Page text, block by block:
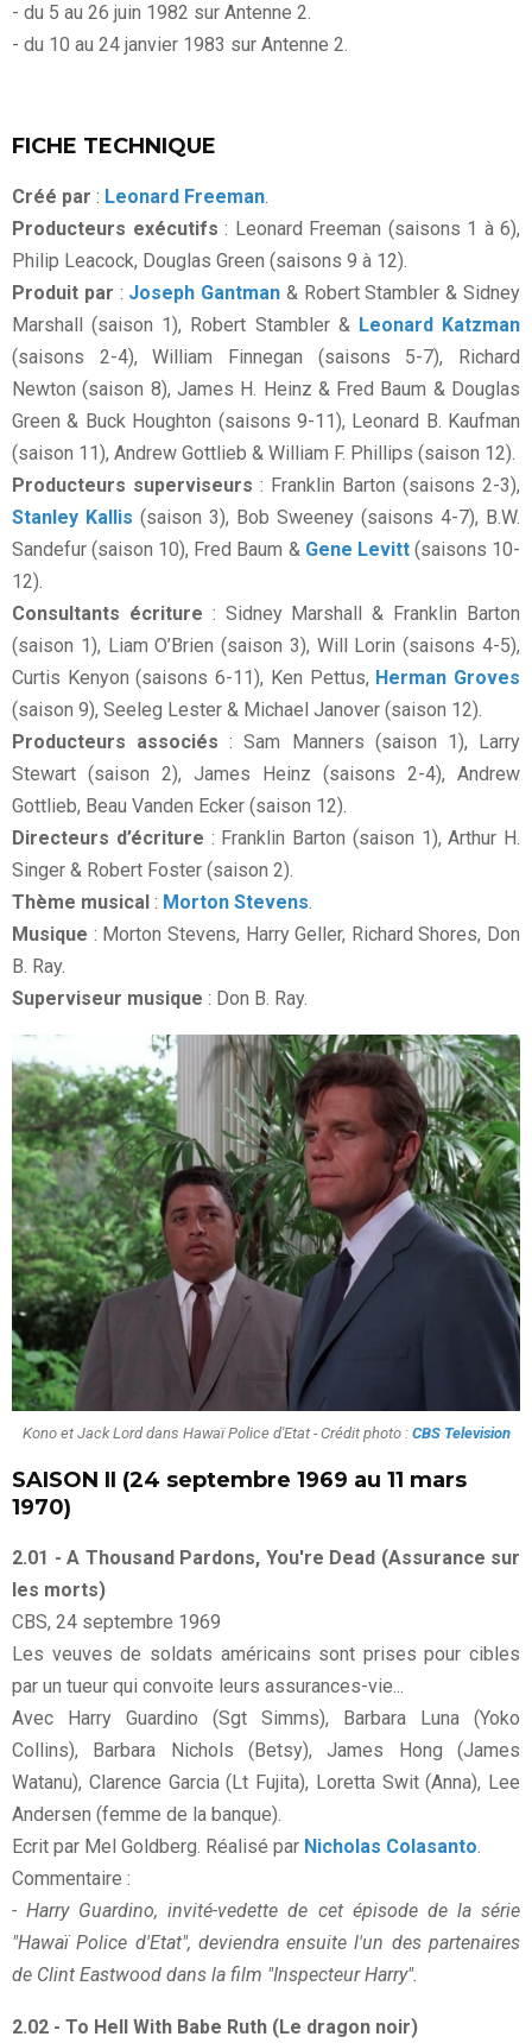
- du 5 au 26 juin 1982 sur Antenne 2.
- du 10 au 24 janvier 1983 sur Antenne 2.
FICHE TECHNIQUE
Créé par : Leonard Freeman.
Producteurs exécutifs : Leonard Freeman (saisons 1 à 6),
Philip Leacock, Douglas Green (saisons 9 à 12).
Produit par : Joseph Gantman & Robert Stambler & Sidney
Marshall (saison 1), Robert Stambler & Leonard Katzman
(saisons 2-4), William Finnegan (saisons 5-7), Richard
Newton (saison 8), James H. Heinz & Fred Baum & Douglas
Green & Buck Houghton (saisons 9-11), Leonard B. Kaufman
(saison 11), Andrew Gottlieb & William F. Phillips (saison 12).
Producteurs superviseurs : Franklin Barton (saisons 2-3),
Stanley Kallis (saison 3), Bob Sweeney (saisons 4-7), B.W.
Sandefur (saison 10), Fred Baum & Gene Levitt(saisons 10-
12).
Consultants écriture : Sidney Marshall & Franklin Barton
(saison 1), Liam O’Brien (saison 3), Will Lorin (saisons 4-5),
Curtis Kenyon (saisons 6-11), Ken Pettus, Herman Groves
(saison 9), Seeleg Lester & Michael Janover (saison 12).
Producteurs associés : Sam Manners (saison 1), Larry
Stewart (saison 2), James Heinz (saisons 2-4), Andrew
Gottlieb, Beau Vanden Ecker (saison 12).
Directeurs d’écriture : Franklin Barton (saison 1), Arthur H.
Singer & Robert Foster (saison 2).
Thème musical : Morton Stevens.
Musique : Morton Stevens, Harry Geller, Richard Shores, Don
B. Ray.
Superviseur musique : Don B. Ray.
Kono et Jack Lord dans Hawaï Police d'Etat - Crédit photo : CBS Television
SAISON II (24 septembre 1969 au 11 mars
1970)
2.01 - A Thousand Pardons, You're Dead (Assurance sur
les morts)
CBS, 24 septembre 1969
Les veuves de soldats américains sont prises pour cibles
par un tueur qui convoite leurs assurances-vie...
Avec Harry Guardino (Sgt Simms), Barbara Luna (Yoko
Collins), Barbara Nichols (Betsy), James Hong (James
Watanu), Clarence Garcia (Lt Fujita), Loretta Swit (Anna), Lee
Andersen (femme de la banque).
Ecrit par Mel Goldberg. Réalisé par Nicholas Colasanto.
Commentaire :
- Harry Guardino, invité-vedette de cet épisode de la série
"Hawaï Police d'Etat", deviendra ensuite l'un des partenaires
de Clint Eastwood dans la film "Inspecteur Harry".
2.02 - To Hell With Babe Ruth (Le dragon noir)